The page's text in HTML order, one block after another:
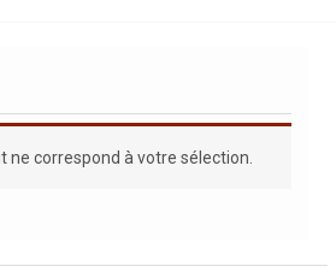
ne correspond à votre sélection.